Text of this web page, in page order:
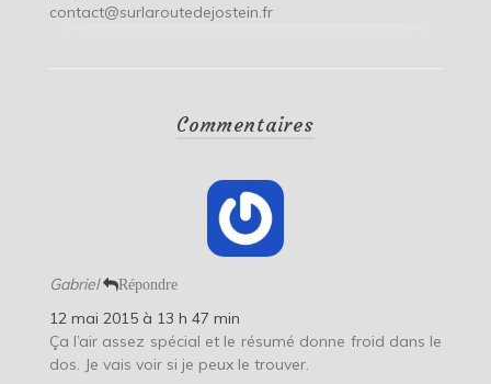
contact@surlaroutedejostein.fr
Commentaires
Gabriel Répondre
12 mai 2015 à 13 h 47 min
Ça l’air assez spécial et le résumé donne froid dans le
dos. Je vais voir si je peux le trouver.